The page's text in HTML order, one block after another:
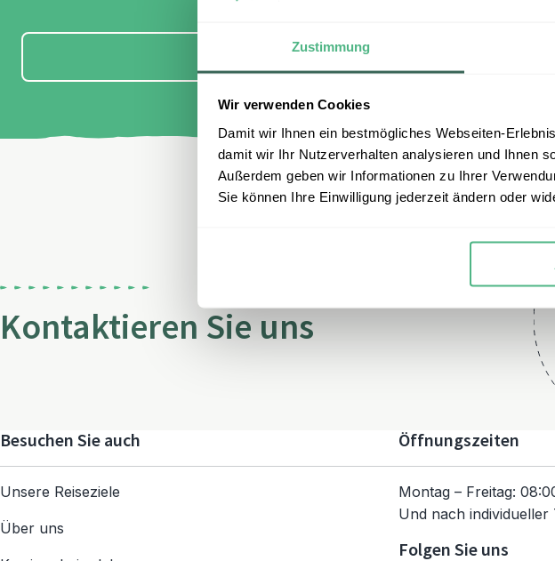
Zustimmung
Wir verwenden Cookies
Damit wir Ihnen ein bestmögliches Webseiten-
damit wir Ihr Nutzerverhalten analysieren und Ihnen
Außerdem geben wir Informationen zu Ihrer
Sie können Ihre Einwilligung jederzeit ändern oder
Anmelden
Kontaktieren Sie uns
Besuchen Sie auch
Unsere Reiseziele
Über uns
Öffnungszeiten
Montag – Freitag:
Und nach
Folgen Sie uns